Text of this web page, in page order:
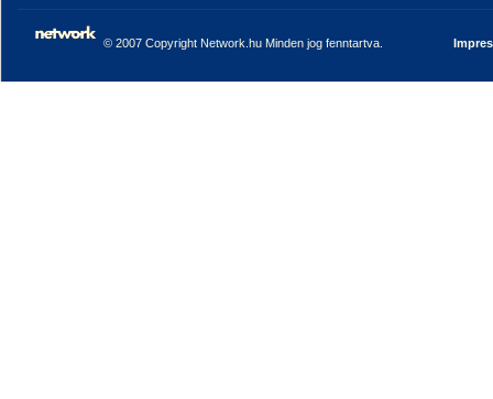
© 2007 Copyright Network.hu Minden jog fenntartva.